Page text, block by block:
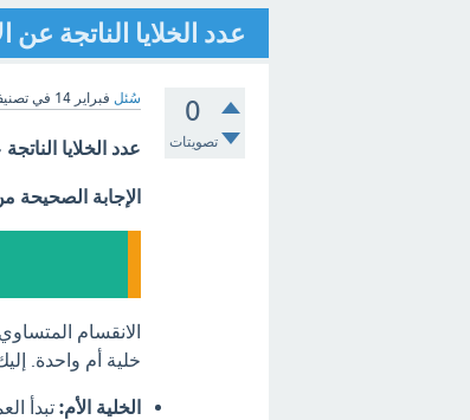
عدد الخلايا الناتجة عن الانقسام
0
تصويتات
سُئل فبراير 14 في
عدد الخلايا الناتجة عن
الإجابة الصحيحة
خلية أم واحدة.
الخلية الأم: تبدأ